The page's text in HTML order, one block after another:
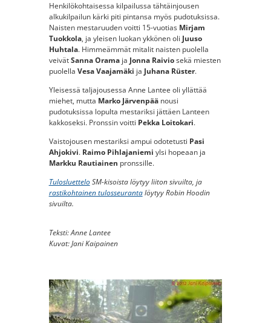
Henkilökohtaisessa kilpailussa tähtäinjousen
alkukilpailun kärki piti pintansa myös pudotuksissa.
Naisten mestaruuden voitti 15-vuotias Mirjam
Tuokkola, ja yleisen luokan ykkönen oli Juuso
Huhtala. Himmeämmät mitalit naisten puolella
veivätSanna Orama ja Jonna Raiviosekä miesten
puolella Vesa Vaajamäki ja Juhana Rüster.
Yleisessä taljajousessa Anne Lantee oli yllättää
miehet, mutta Marko Järvenpää nousi
pudotuksissa lopulta mestariksi jättäen Lanteen
kakkoseksi. Pronssin voitti Pekka Loitokari.
Vaistojousen mestariksi ampui odotetusti Pasi
Ahjokivi. Raimo Pihlajaniemi ylsi hopeaan ja
Markku Rautiainen pronssille.
TulosluetteloSM-kisoista löytyy liiton sivuilta, ja
rastikohtainen tulosseurantalöytyy Robin Hoodin
sivuilta.
Teksti: Anne Lantee
Kuvat: Jani Kaipainen